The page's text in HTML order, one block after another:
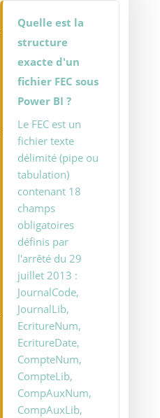
Quelle est la
structure
exacte d'un
fichier FEC sous
Power BI ?
Le FEC est un
fichier texte
délimité (pipe ou
tabulation)
contenant 18
champs
obligatoires
définis par
l'arrêté du 29
juillet 2013 :
JournalCode,
JournalLib,
EcritureNum,
EcritureDate,
CompteNum,
CompteLib,
CompAuxNum,
CompAuxLib,